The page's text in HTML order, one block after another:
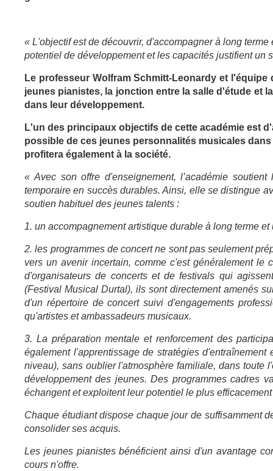
« L'objectif est de découvrir, d'accompagner à long
potentiel de développement et les capacités justifient un
Le professeur Wolfram Schmitt-Leonardy et
jeunes pianistes, la jonction entre la salle d'étude et
dans leur développement.
L'un des principaux objectifs de cette académie est
possible de ces jeunes personnalités musicales
profitera également à la société.
« Avec son offre d'enseignement, l’académie
temporaire en succès durables. Ainsi, elle se distingue
soutien habituel des jeunes talents :
1. un accompagnement artistique durable à long terme
2. les programmes de concert ne sont pas seulement
vers un avenir incertain, comme c'est généralement
d'organisateurs de concerts et de festivals qui
(Festival Musical Durtal), ils sont directement amenés
d'un répertoire de concert suivi d'engagements
qu'artistes et ambassadeurs musicaux.
3. La préparation mentale et renforcement des
également l'apprentissage de stratégies
niveau), sans oublier l'atmosphère familiale, dans toute
développement des jeunes. Des programmes cadres
échangent et exploitent leur potentiel le plus
Chaque étudiant dispose chaque jour de suffisamment
consolider ses acquis.
Les jeunes pianistes bénéficient ainsi d'un avantage
cours n'offre.